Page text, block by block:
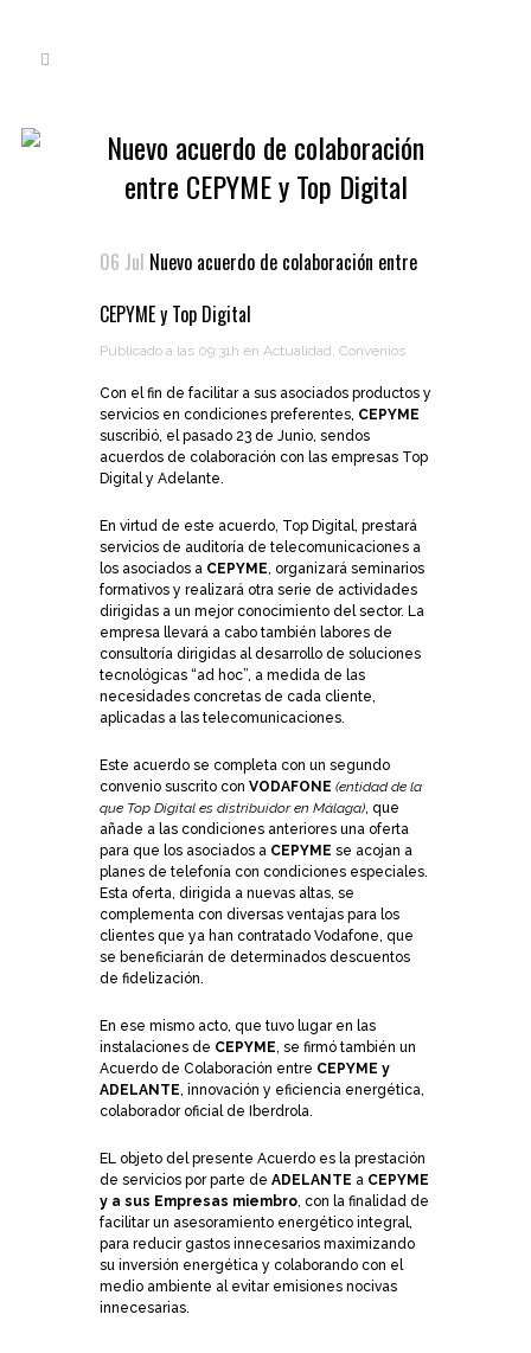
Nuevo acuerdo de colaboración
entre CEPYME y Top Digital
06 Jul Nuevo acuerdo de colaboración entre
CEPYME y Top Digital
Publicado a las 09:31h en Actualidad, Convenios
Con el fin de facilitar a sus asociados productos y
servicios en condiciones preferentes, CEPYME
suscribió, el pasado 23 de Junio, sendos
acuerdos de colaboración con las empresas Top
Digital y Adelante.
En virtud de este acuerdo, Top Digital, prestará
servicios de auditoría de telecomunicaciones a
los asociados a CEPYME, organizará seminarios
formativos y realizará otra serie de actividades
dirigidas a un mejor conocimiento del sector. La
empresa llevará a cabo también labores de
consultoría dirigidas al desarrollo de soluciones
tecnológicas “ad hoc”, a medida de las
necesidades concretas de cada cliente,
aplicadas a las telecomunicaciones.
Este acuerdo se completa con un segundo
convenio suscrito con VODAFONE (entidad de la
que Top Digital es distribuidor en Málaga), que
añade a las condiciones anteriores una oferta
para que los asociados a CEPYME se acojan a
planes de telefonía con condiciones especiales.
Esta oferta, dirigida a nuevas altas, se
complementa con diversas ventajas para los
clientes que ya han contratado Vodafone, que
se beneficiarán de determinados descuentos
de fidelización.
En ese mismo acto, que tuvo lugar en las
instalaciones de CEPYME, se firmó también un
Acuerdo de Colaboración entre CEPYME y
ADELANTE, innovación y eficiencia energética,
colaborador oficial de Iberdrola.
EL objeto del presente Acuerdo es la prestación
de servicios por parte de ADELANTE a CEPYME
y a sus Empresas miembro, con la finalidad de
facilitar un asesoramiento energético integral,
para reducir gastos innecesarios maximizando
su inversión energética y colaborando con el
medio ambiente al evitar emisiones nocivas
innecesarias.